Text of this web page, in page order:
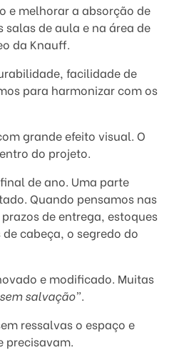
e melhorar a absorção de
de aula e na área de
da Knauff.
facilidade de
para harmonizar com os
grande efeito visual. O
do projeto.
de ano. Uma parte
Quando pensamos nas
de entrega, estoques
cabeça, o segredo do
e modificado. Muitas
salvação”.
ressalvas o espaço e